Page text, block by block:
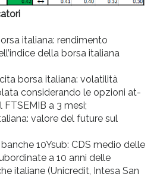
italiana: rendimento
della borsa italiana
borsa italiana: volatilità
considerando le opzioni at-
a 3 mesi;
valore del future sul
10Ysub: CDS medio delle
a 10 anni delle
italiane (Unicredit, Intesa San